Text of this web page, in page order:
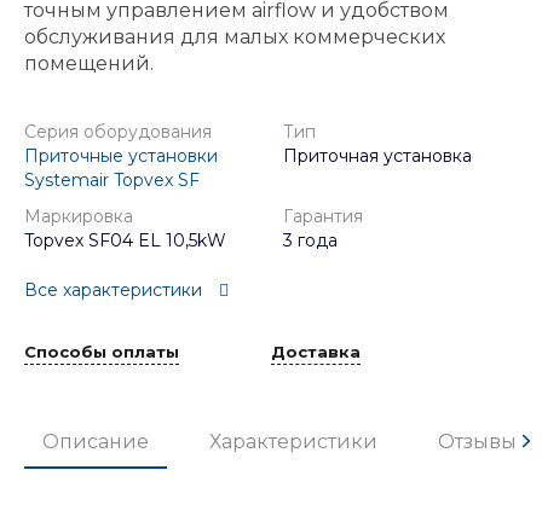
точным управлением airflow и удобством
обслуживания для малых коммерческих
помещений.
Серия оборудования
Приточные установки
Systemair Topvex SF
Тип
Приточная установка
Маркировка
Topvex SF04 EL 10,5kW
Гарантия
3 года
Все характеристики
Способы оплаты Доставка
Описание Характеристики Отзывы